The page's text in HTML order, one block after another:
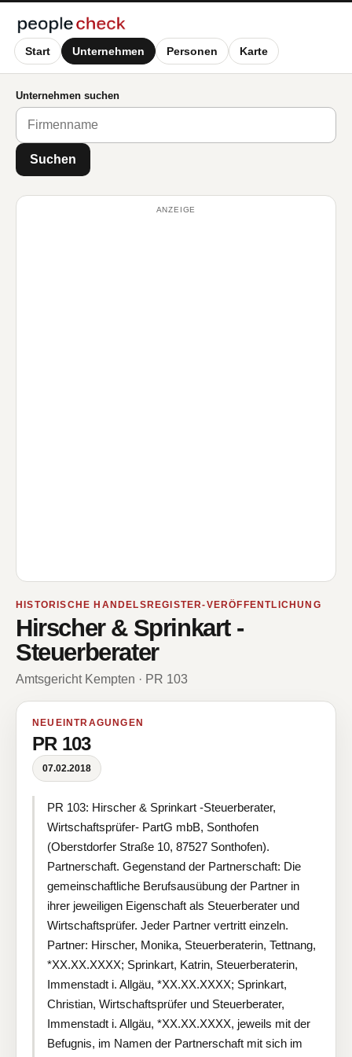
Start Unternehmen Personen Karte
Unternehmen suchen
Suchen
ANZEIGE
HISTORISCHE HANDELSREGISTER-VERÖFFENTLICHUNG
Hirscher & Sprinkart -
Steuerberater
Amtsgericht Kempten · PR 103
NEUEINTRAGUNGEN
PR 103
07.02.2018
PR 103: Hirscher & Sprinkart -Steuerberater,
Wirtschaftsprüfer- PartG mbB, Sonthofen
(Oberstdorfer Straße 10, 87527 Sonthofen).
Partnerschaft. Gegenstand der Partnerschaft: Die
gemeinschaftliche Berufsausübung der Partner in
ihrer jeweiligen Eigenschaft als Steuerberater und
Wirtschaftsprüfer. Jeder Partner vertritt einzeln.
Partner: Hirscher, Monika, Steuerberaterin, Tettnang,
*XX.XX.XXXX; Sprinkart, Katrin, Steuerberaterin,
Immenstadt i. Allgäu, *XX.XX.XXXX; Sprinkart,
Christian, Wirtschaftsprüfer und Steuerberater,
Immenstadt i. Allgäu, *XX.XX.XXXX, jeweils mit der
Befugnis, im Namen der Partnerschaft mit sich im